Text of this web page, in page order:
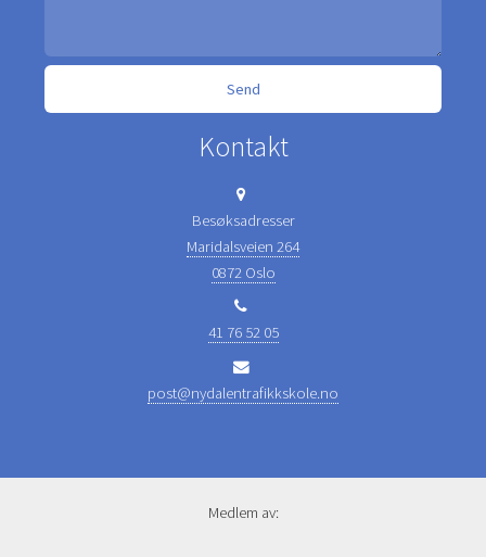
Kontakt
Besøksadresser
Maridalsveien 264
0872 Oslo
41 76 52 05
post@nydalentrafikkskole.no
Medlem av: